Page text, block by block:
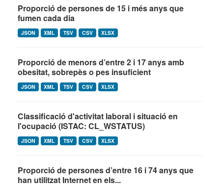
Proporció de persones de 15 i més anys que
fumen cada dia
JSON XML TSV CSV XLSX
Proporció de menors d’entre 2 i 17 anys amb
obesitat, sobrepès o pes insuficient
JSON XML TSV CSV XLSX
Classificació d'activitat laboral i situació en
l'ocupació (ISTAC: CL_WSTATUS)
JSON XML TSV CSV XLSX
Proporció de persones d’entre 16 i 74 anys que
han utilitzat Internet en els...